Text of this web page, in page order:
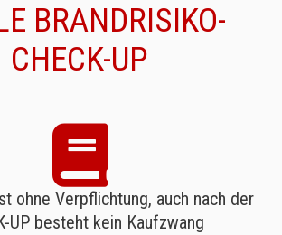
BRANDRISIKO-
CHECK-UP
ohne Verpflichtung, auch nach der
UP besteht kein Kaufzwang